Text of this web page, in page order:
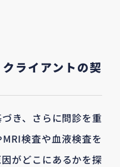
ライアントの契
き、さらに問診を重
検査や血液検査を
がどこにあるかを探